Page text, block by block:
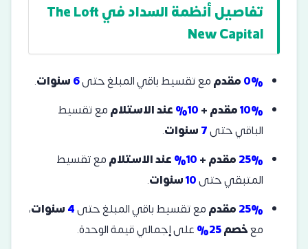
تفاصيل أنظمة السداد في The Loft
New Capital
0%مقدممع تقسيط باقي المبلغ حتى6سنوات.
10%مقدم +10% عند الاستلاممع تقسيط
الباقي حتى7سنوات.
25%مقدم +10% عند الاستلاممع تقسيط
المتبقي حتى10سنوات.
25%مقدممع تقسيط باقي المبلغ حتى4سنوات،
معخصم25%
على إجمالي قيمة الوحدة.